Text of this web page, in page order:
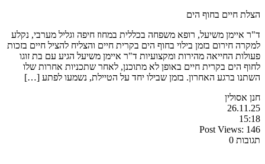
הצלת חיים בחוף הים
ד"ר איימן משיעל, רופא משפחה בכללית במחוז חיפה וגליל מערבי, נקלע
למקרה חירום בזמן בילוי בחוף הים בקרית חיים והצליח להציל חיים בזכות
פעולות החייאה מהירות ומקצועיות ד"ר איימן משיעל הגיע עם בת זוגו
לחוף הים בקרית חיים באופן לא מתוכנן, לאחר שתכניות אחרות שלו
השתנו ברגע האחרון. בזמן שבילו יחד על הטיילת, נשמעו לפתע […]
חנן אסולין
26.11.25
15:18
Post Views: 146
תגובות 0